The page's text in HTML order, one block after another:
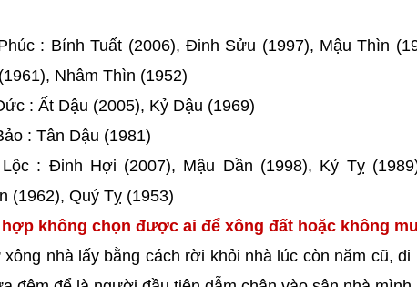
: Bính Tuất (2006), Đinh Sửu (1997), Mậu Thìn
Nhâm Thìn (1952)
: Ất Dậu (2005), Kỷ Dậu (1969)
: Tân Dậu (1981)
: Đinh Hợi (2007), Mậu Dần (1998), Kỷ Tỵ
(1962), Quý Tỵ (1953)
không chọn được ai để xông đất hoặc không
nhà lấy bằng cách rời khỏi nhà lúc còn năm cũ,